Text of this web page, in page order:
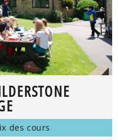
des cours